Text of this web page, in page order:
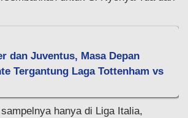
dan Juventus, Masa Depan
Tergantung Laga Tottenham vs
hanya di Liga Italia,